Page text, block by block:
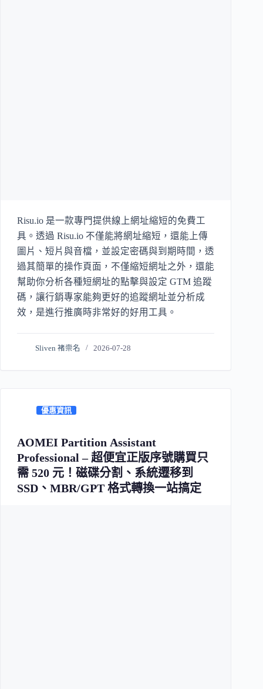
Risu.io 是一款專門提供線上網址縮短的免費工
具。透過 Risu.io 不僅能將網址縮短，還能上傳
圖片、短片與音檔，並設定密碼與到期時間，透
過其簡單的操作頁面，不僅縮短網址之外，還能
幫助你分析各種短網址的點擊與設定 GTM 追蹤
碼，讓行銷專家能夠更好的追蹤網址並分析成
效，是進行推廣時非常好的好用工具。
Sliven 褚崇名 2026-07-28
優惠資訊
AOMEI Partition Assistant
Professional – 超便宜正版序號購買只
需 520 元！磁碟分割、系統遷移到
SSD、MBR/GPT 格式轉換一站搞定